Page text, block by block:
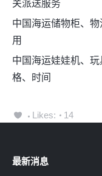
关派送服务
中国海运储物柜、
用
中国海运娃娃机、
格、时间
Likes: 14
最新消息